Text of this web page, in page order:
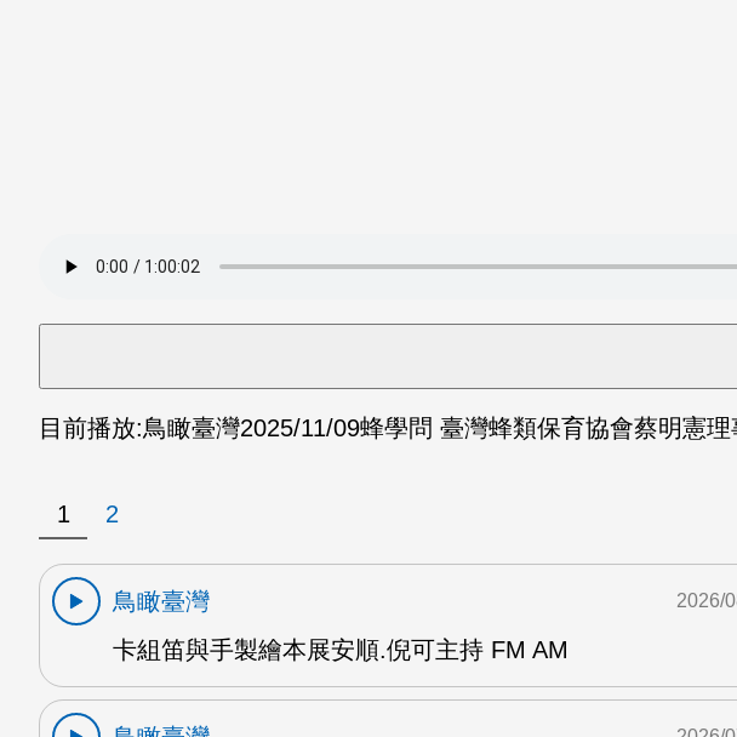
目前播放:鳥瞰臺灣2025/11/09蜂學問 臺灣蜂類保育協會蔡明憲
1 2
鳥瞰臺灣
卡組笛與手製繪本展安順.倪可主持 FM AM
2026/